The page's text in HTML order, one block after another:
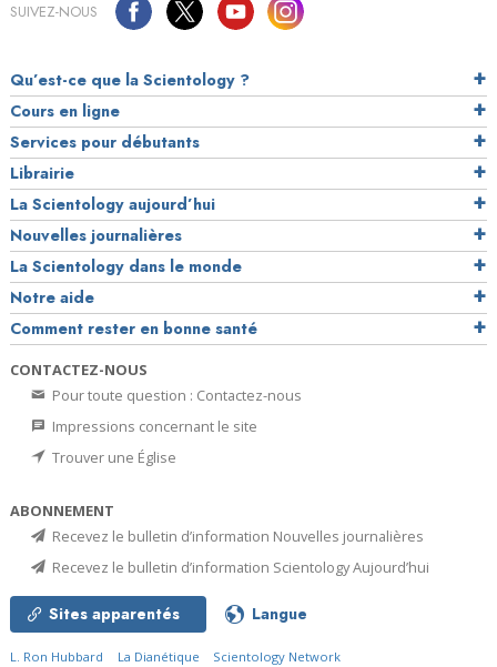
SUIVEZ-NOUS
Qu’est-ce que la Scientology ?
Cours en ligne
Services pour débutants
Librairie
La Scientology aujourd’hui
Nouvelles journalières
La Scientology dans le monde
Notre aide
Comment rester en bonne santé
CONTACTEZ-NOUS
Pour toute question : Contactez-nous
Impressions concernant le site
Trouver une Église
ABONNEMENT
Recevez le bulletin d’information Nouvelles journalières
Recevez le bulletin d’information Scientology Aujourd’hui
Sites apparentés Langue
L. Ron Hubbard La Dianétique Scientology Network